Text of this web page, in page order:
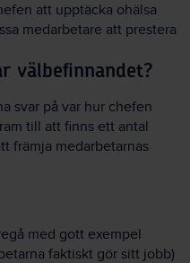
att upptäcka ohälsa
medarbetare att prestera
välbefinnandet?
svar på var hur chefen
till att finns ett antal
främja medarbetarnas
med gott exempel
faktiskt gör sitt jobb)